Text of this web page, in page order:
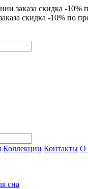
заказа скидка -10%
скидка -10% по
Коллекции Контакты О
сна